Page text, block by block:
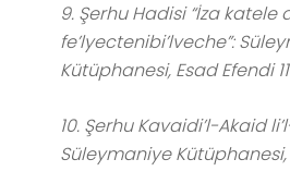
9. Şerhu Hadisi “İza
fe’lyectenibi’lveche”:
Kütüphanesi, Esad Efendi
10. Şerhu Kavaidi’l-Akaid
Süleymaniye Kütüphanesi,